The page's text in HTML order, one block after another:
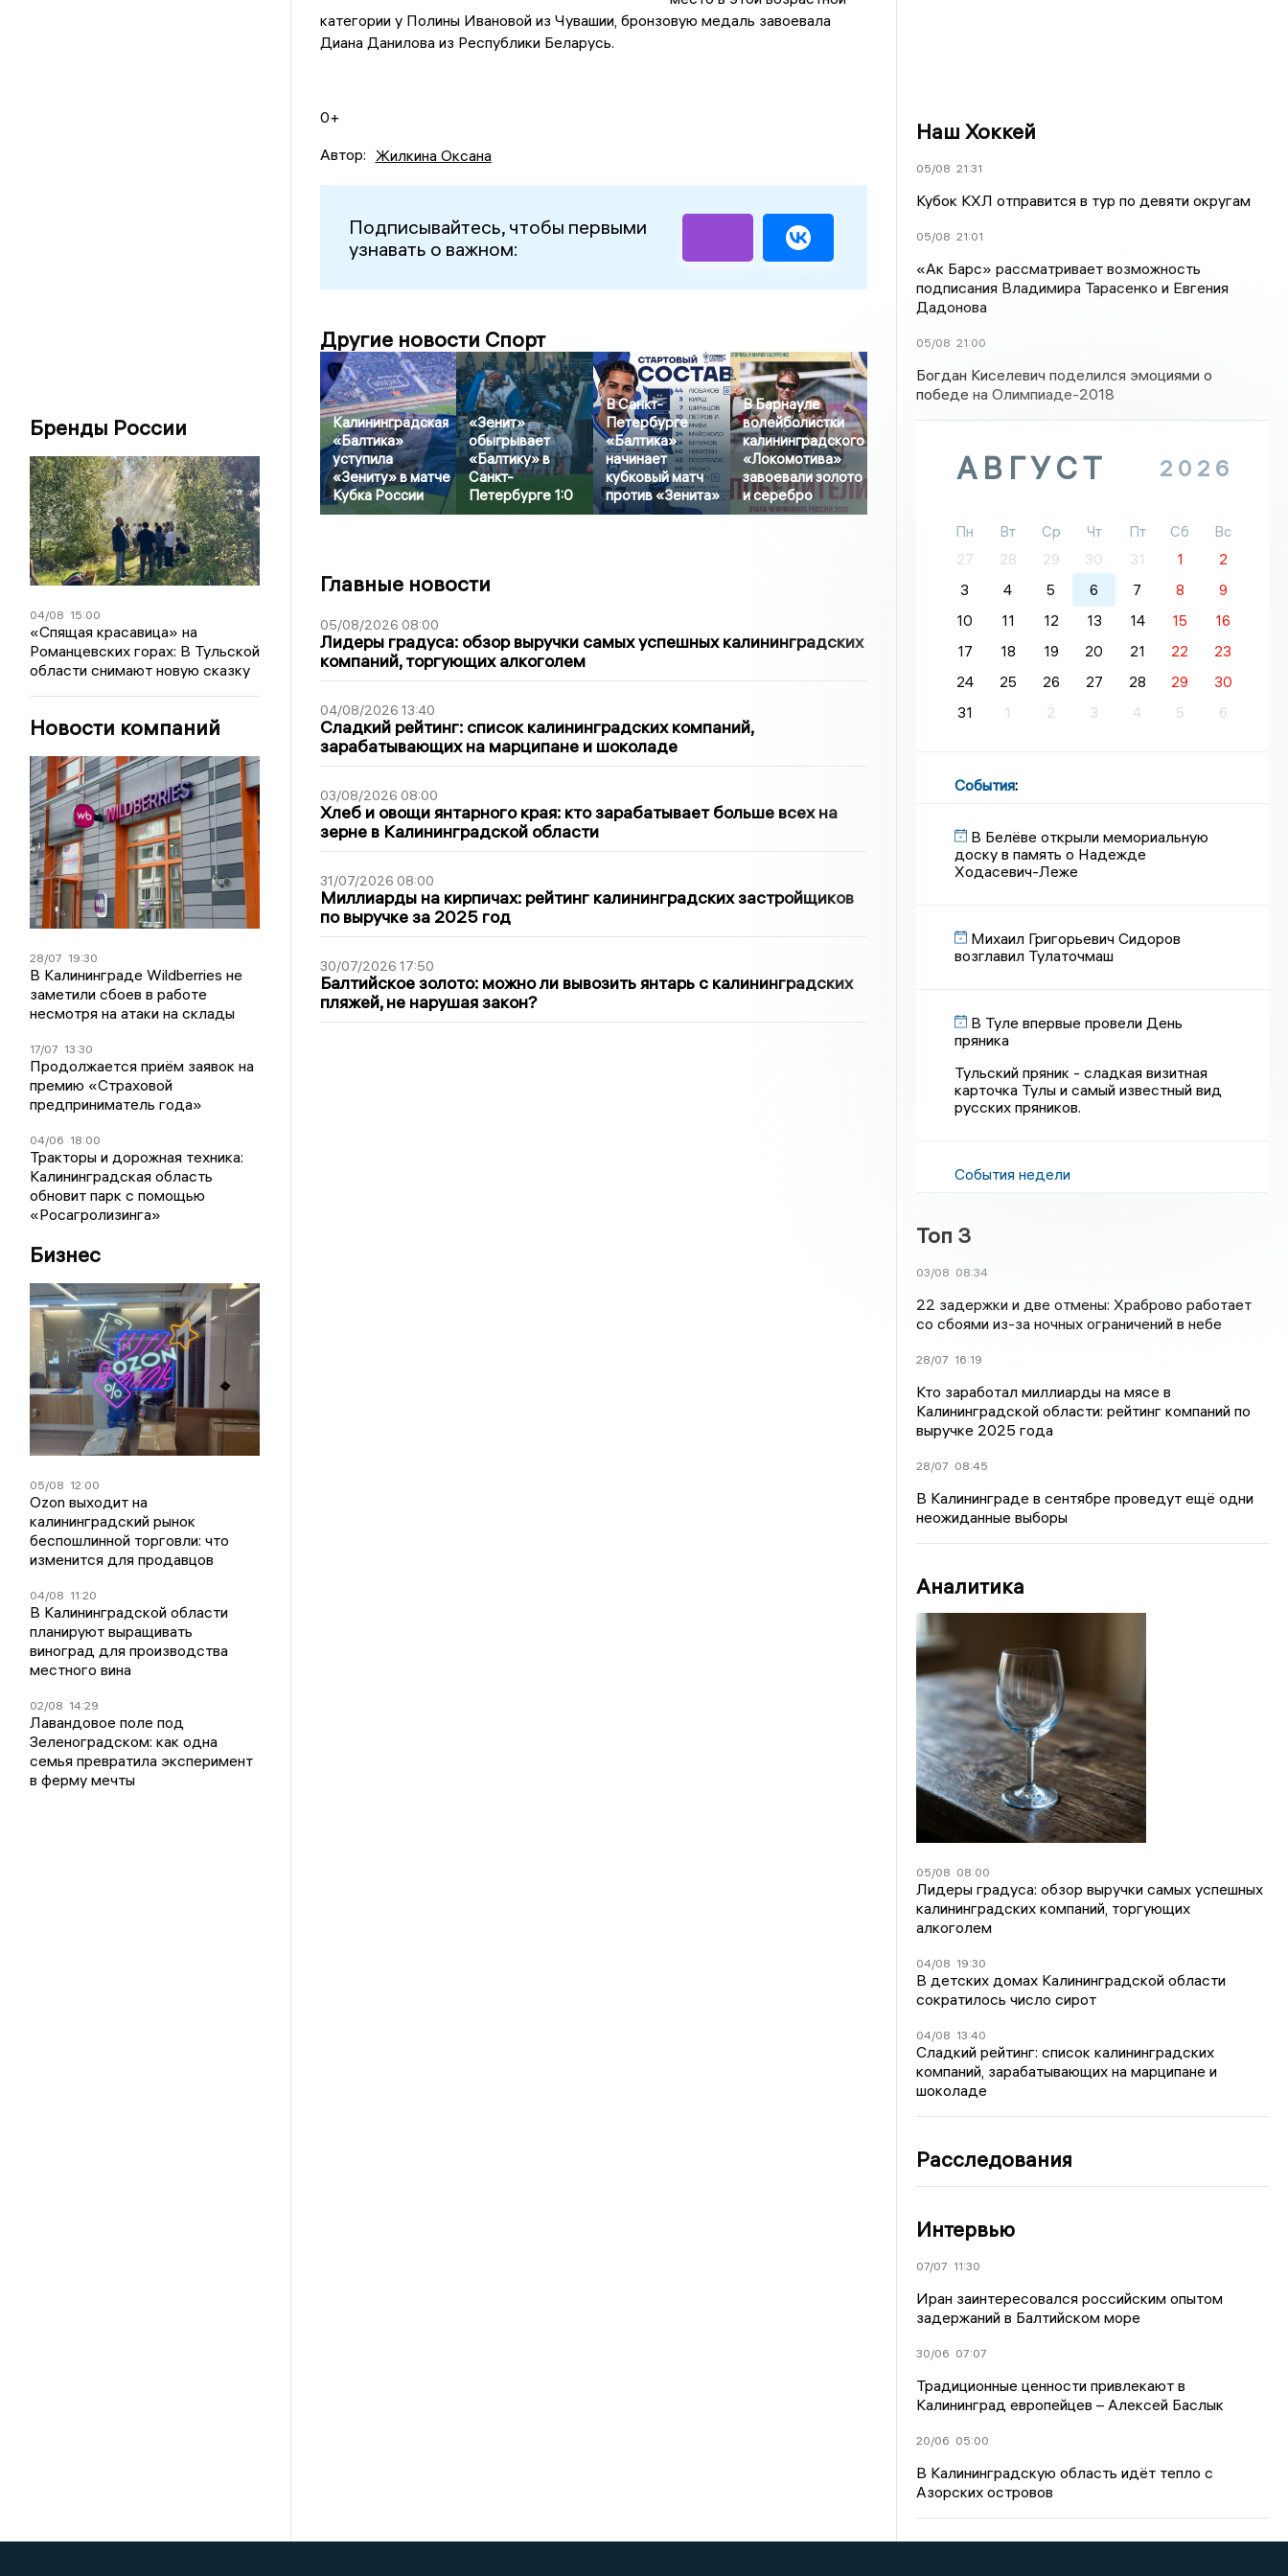
Бренды России
04/08 15:00
«Спящая красавица» на
Романцевских горах: В Тульской
области снимают новую сказку
Новости компаний
28/07 19:30
В Калининграде Wildberries не
заметили сбоев в работе
несмотря на атаки на склады
17/07 13:30
Продолжается приём заявок на
премию «Страховой
предприниматель года»
04/06 18:00
Тракторы и дорожная техника:
Калининградская область
обновит парк с помощью
«Росагролизинга»
Бизнес
05/08 12:00
Ozon выходит на
калининградский рынок
беспошлинной торговли: что
изменится для продавцов
04/08 11:20
В Калининградской области
планируют выращивать
виноград для производства
местного вина
02/08 14:29
Лавандовое поле под
Зеленоградском: как одна
семья превратила эксперимент
в ферму мечты
категории у Полины Ивановой из Чувашии, бронзовую медаль завоевала
Диана Данилова из Республики Беларусь.
0+
Автор: Жилкина Оксана
Подписывайтесь, чтобы первыми
узнавать о важном:
Другие новости Спорт
Калининградская
«Балтика»
уступила
«Зениту» в матче
Кубка России
«Зенит»
обыгрывает
«Балтику» в
Санкт-
Петербурге 1:0
В Санкт-
Петербурге
«Балтика»
начинает
кубковый матч
против «Зенита»
В Барнауле
волейболистки
калининградского
«Локомотива»
завоевали золото
и серебро
Главные новости
05/08/2026 08:00
Лидеры градуса: обзор выручки самых успешных калининградских
компаний, торгующих алкоголем
04/08/2026 13:40
Сладкий рейтинг: список калининградских компаний,
зарабатывающих на марципане и шоколаде
03/08/2026 08:00
Хлеб и овощи янтарного края: кто зарабатывает больше всех на
зерне в Калининградской области
31/07/2026 08:00
Миллиарды на кирпичах: рейтинг калининградских застройщиков
по выручке за 2025 год
30/07/2026 17:50
Балтийское золото: можно ли вывозить янтарь с калининградских
пляжей, не нарушая закон?
Наш Хоккей
05/08 21:31
Кубок КХЛ отправится в тур по девяти округам
05/08 21:01
«Ак Барс» рассматривает возможность
подписания Владимира Тарасенко и Евгения
Дадонова
05/08 21:00
Богдан Киселевич поделился эмоциями о
победе на Олимпиаде-2018
АВГУСТ 2026
Пн Вт Ср Чт Пт Сб
Вс
27
28 29 30 31 1
2
3
4 5 6 7 8
9
10
11 12 13 14 15
16
17
18 19 20 21 22
23
24
25 26 27 28 29
30
31
1 2 3 4 5 6
События:
В Белёве открыли мемориальную
доску в память о Надежде
Ходасевич-Леже
Михаил Григорьевич Сидоров
возглавил Тулаточмаш
В Туле впервые провели День
пряника
Тульский пряник - сладкая визитная
карточка Тулы и самый известный вид
русских пряников.
События недели
Топ 3
03/08 08:34
22 задержки и две отмены: Храброво работает
со сбоями из-за ночных ограничений в небе
28/07 16:19
Кто заработал миллиарды на мясе в
Калининградской области: рейтинг компаний по
выручке 2025 года
28/07 08:45
В Калининграде в сентябре проведут ещё одни
неожиданные выборы
Аналитика
05/08 08:00
Лидеры градуса: обзор выручки самых успешных
калининградских компаний, торгующих
алкоголем
04/08 19:30
В детских домах Калининградской области
сократилось число сирот
04/08 13:40
Сладкий рейтинг: список калининградских
компаний, зарабатывающих на марципане и
шоколаде
Расследования
Интервью
07/07 11:30
Иран заинтересовался российским опытом
задержаний в Балтийском море
30/06 07:07
Традиционные ценности привлекают в
Калининград европейцев – Алексей Баслык
20/06 05:00
В Калининградскую область идёт тепло с
Азорских островов